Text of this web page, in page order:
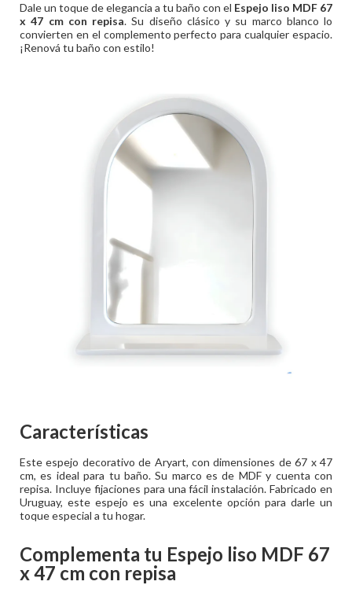
Dale un toque de elegancia a tu baño con el Espejo liso MDF 67
x 47 cm con repisa. Su diseño clásico y su marco blanco lo
convierten en el complemento perfecto para cualquier espacio.
¡Renová tu baño con estilo!
Características
Este espejo decorativo de Aryart, con dimensiones de 67 x 47
cm, es ideal para tu baño. Su marco es de MDF y cuenta con
repisa. Incluye fijaciones para una fácil instalación. Fabricado en
Uruguay, este espejo es una excelente opción para darle un
toque especial a tu hogar.
Complementa tu Espejo liso MDF 67
x 47 cm con repisa